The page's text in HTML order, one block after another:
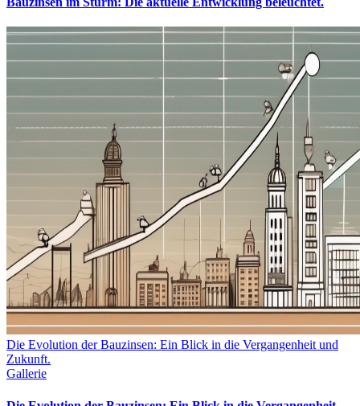
Die Evolution der Bauzinsen: Ein Blick in die Vergangenheit und
Zukunft.
Gallerie